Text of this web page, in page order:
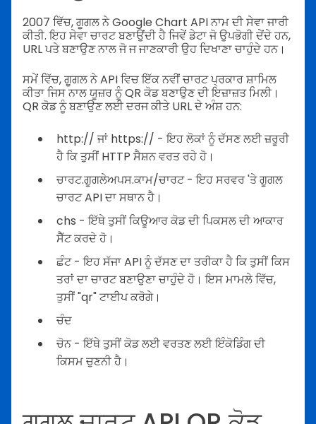
2007 ਵਿੱਚ, ਗੂਗਲ ਨੇ Google Chart API ਨਾਮ ਦੀ ਸੇਵਾ ਜਾਰੀ
ਕੀਤੀ. ਇਹ ਸੇਵਾ ਚਾਰਟ ਬਣਾਉਂਦੀ ਹੈ ਜਿਵੇਂ ਡੇਟਾ ਜੋ ਉਪਭੋਗੀ ਦੇਂਦੇ ਹਨ,
URL ਪਤੇ ਬਣਾਉਣ ਨਾਲ ਜੋ ਜ ਜਾਣਕਾਰੀ ਉਹ ਦਿਖਾਣਾ ਚਾਹੁੰਦੇ ਹਨ।
ਸਮੇਂ ਵਿੱਚ, ਗੂਗਲ ਨੇ API ਵਿਚ ਇੱਕ ਨਵੀਂ ਚਾਰਟ ਪ੍ਰਕਾਰ ਸ਼ਾਮਿਲ
ਕੀਤਾ ਜਿਸ ਨਾਲ ਯੂਜ਼ਰ ਨੂੰ QR ਕੋਡ ਬਣਾਉਣ ਦੀ ਇਜ਼ਾਜ਼ਤ ਮਿਲੀ।
QR ਕੋਡ ਨੂੰ ਬਣਾਉਣ ਲਈ ਦਰਜ ਕੀਤੇ URL ਦੇ ਅੰਸ਼ ਹਨ:
http:// ਜਾਂ https:// - ਇਹ ਲੋਕਾਂ ਨੂੰ ਦੱਸਣ ਲਈ ਜ਼ਰੂਰੀ
ਹੈ ਕਿ ਤੁਸੀਂ HTTP ਸੈਸ਼ਨ ਵਰਤ ਰਹੇ ਹੋ।
ਚਾਰਟ.ਗੂਗਲੇਅਪਸ.ਕਾਮ/ਚਾਰਟ - ਇਹ ਸਰਵਰ 'ਤੇ ਗੂਗਲ
ਚਾਰਟ API ਦਾ ਸਥਾਨ ਹੈ।
chs - ਇੱਥੇ ਤੁਸੀਂ ਕਿਊਆਰ ਕੋਡ ਦੀ ਪਿਕਸਲ ਦੀ ਆਕਾਰ
ਸੈੱਟ ਕਰਦੇ ਹੋ।
ਛੰਟ - ਇਹ ਸੱਜਾ API ਨੂੰ ਦੱਸਣ ਦਾ ਤਰੀਕਾ ਹੈ ਕਿ ਤੁਸੀਂ ਕਿਸ
ਤਰਾਂ ਦਾ ਚਾਰਟ ਬਣਾਉਣਾ ਚਾਹੁੰਦੇ ਹੋ। ਇਸ ਮਾਮਲੇ ਵਿੱਚ,
ਤੁਸੀਂ "qr" ਟਾਈਪ ਕਰੋਗੇ।
ਚੰਦ
ਚੋਨ - ਇੱਥੇ ਤੁਸੀਂ ਕੋਡ ਲਈ ਵਰਤਣ ਲਈ ਇੰਕੋਡਿੰਗ ਦੀ
ਕਿਸਮ ਚੁਣਨੀ ਹੈ।